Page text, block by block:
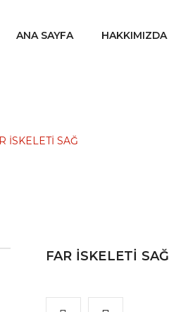
ANA SAYFA HAKKIMIZDA
İSKELETİ SAĞ
FAR İSKELETİ SAĞ